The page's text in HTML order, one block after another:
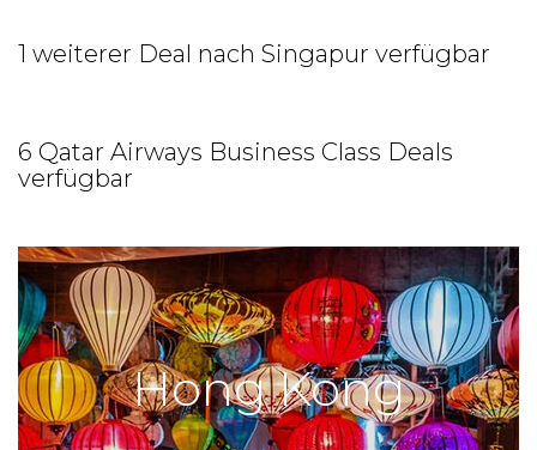
1 weiterer Deal nach Singapur verfügbar
6 Qatar Airways Business Class Deals
verfügbar
Hong Kong